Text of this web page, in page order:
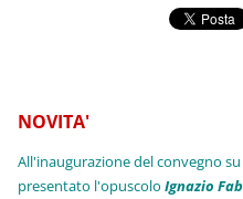
NOVITA'
All'inaugurazione del convegno
presentato l'opuscoloIgnazio